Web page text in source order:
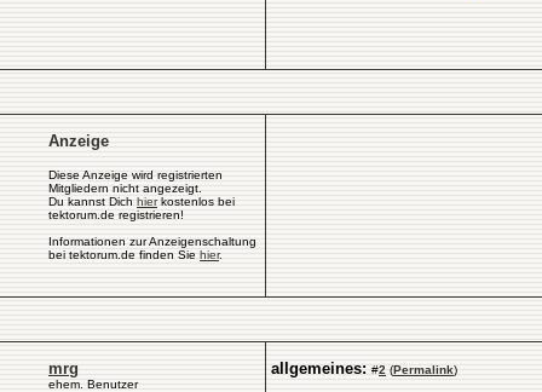
Anzeige
Diese Anzeige wird registrierten
Mitgliedern nicht angezeigt.
Du kannst Dich hierkostenlos bei
tektorum.de registrieren!
Informationen zur Anzeigenschaltung
bei tektorum.de finden Sie hier.
mrg
ehem. Benutzer
allgemeines: #2 (Permalink)